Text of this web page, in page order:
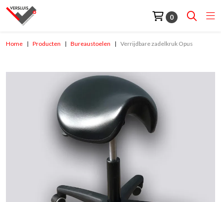
0
Home Producten Bureaustoelen Verrijdbare zadelkruk Opus